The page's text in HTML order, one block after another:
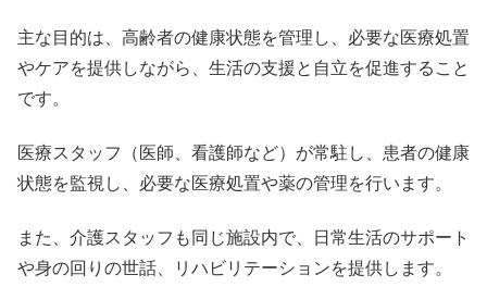
主な目的は、高齢者の健康状態を管理し、必要な医療処置
やケアを提供しながら、生活の支援と自立を促進すること
です。
医療スタッフ（医師、看護師など）が常駐し、患者の健康
状態を監視し、必要な医療処置や薬の管理を行います。
また、介護スタッフも同じ施設内で、日常生活のサポート
や身の回りの世話、リハビリテーションを提供します。